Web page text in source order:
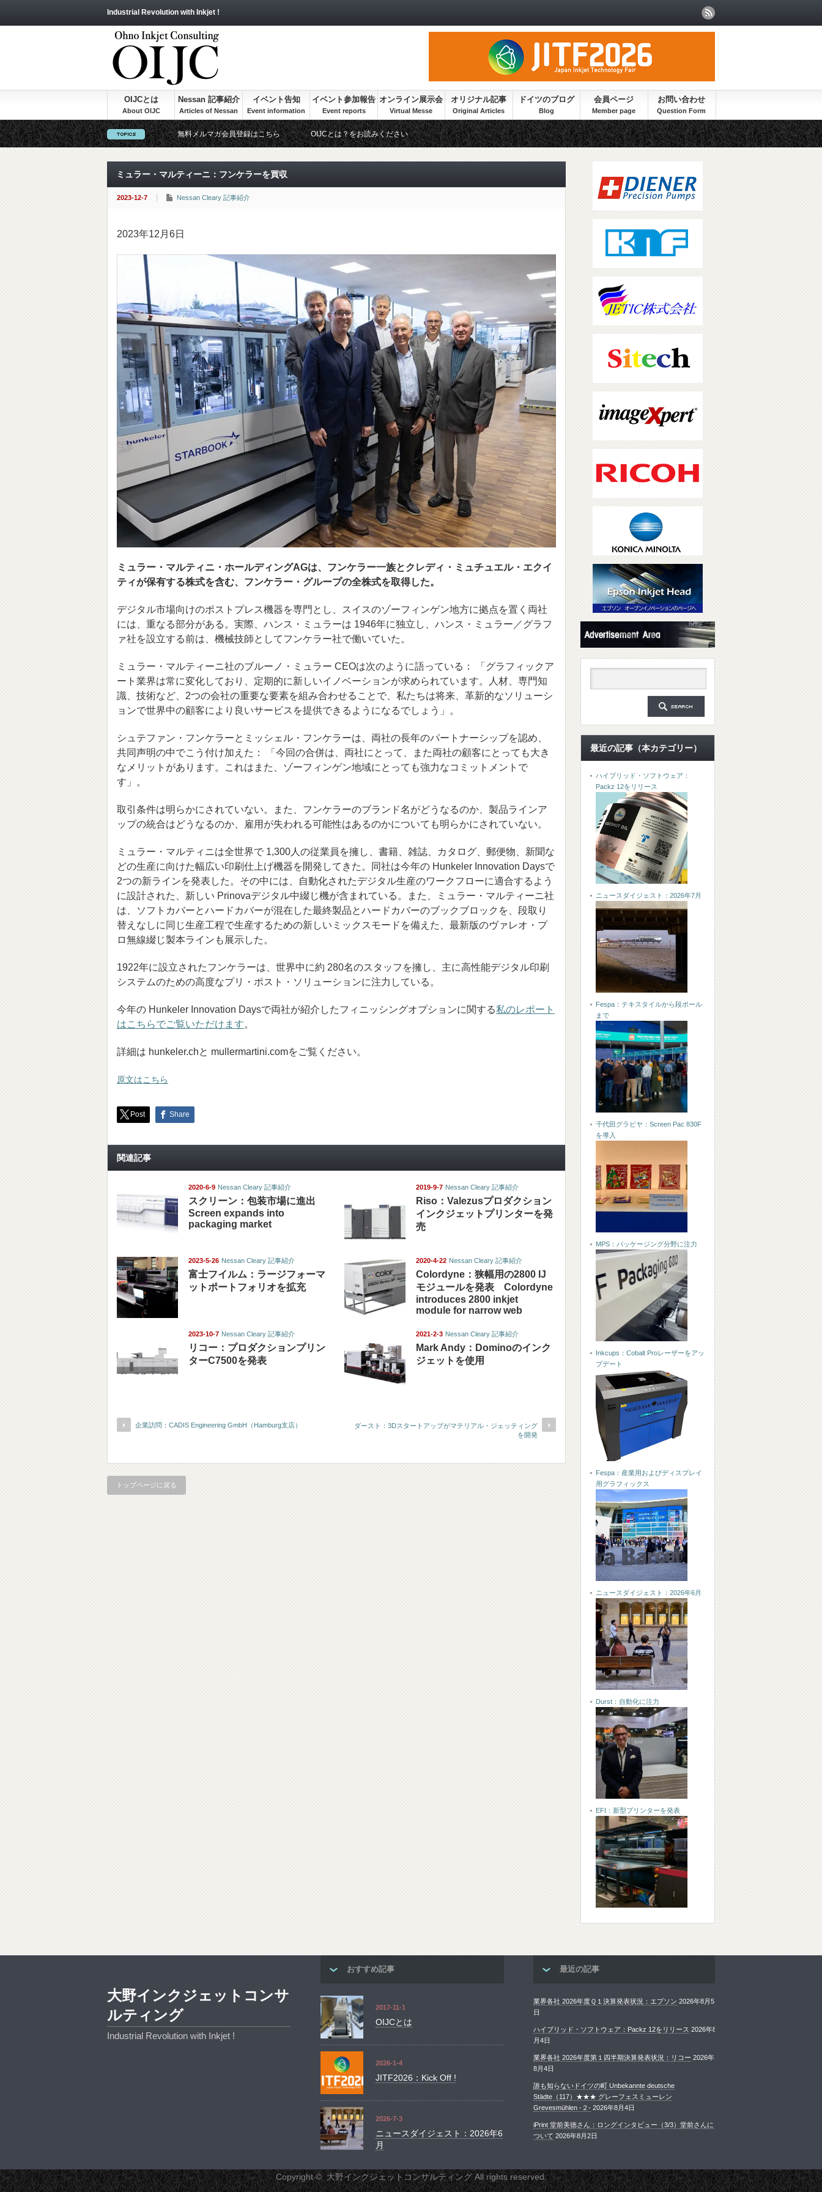
Industrial Revolution with Inkjet !
OIJCとは Nessan 記事紹介 イベント告知 イベント参加報告 オンライン展示会 オリジナル記事 ドイツのブログ 会員ページ お問い合わせ
無料メルマガ会員登録はこちら OIJCとは？をお読みください
ミュラー・マルティーニ：フンケラーを買収
2023-12-7 Nessan Cleary 記事紹介
2023年12月6日
ミュラー・マルティニ・ホールディングAGは、フンケラー一族とクレディ・ミュチュエル・エクイ
ティが保有する株式を含む、フンケラー・グループの全株式を取得した。
デジタル市場向けのポストプレス機器を専門とし、スイスのゾーフィンゲン地方に拠点を置く両社
には、重なる部分がある。実際、ハンス・ミュラーは 1946年に独立し、ハンス・ミュラー／グラフ
ァ社を設立する前は、機械技師としてフンケラー社で働いていた。
ミュラー・マルティーニ社のブルーノ・ミュラー CEOは次のように語っている： 「グラフィックア
ート業界は常に変化しており、定期的に新しいイノベーションが求められています。人材、専門知
識、技術など、2つの会社の重要な要素を組み合わせることで、私たちは将来、革新的なソリューシ
ョンで世界中の顧客により良いサービスを提供できるようになるでしょう」。
シュテファン・フンケラーとミッシェル・フンケラーは、両社の長年のパートナーシップを認め、
共同声明の中でこう付け加えた： 「今回の合併は、両社にとって、また両社の顧客にとっても大き
なメリットがあります。これはまた、ゾーフィンゲン地域にとっても強力なコミットメントで
す」。
取引条件は明らかにされていない。また、フンケラーのブランド名がどうなるのか、製品ラインア
ップの統合はどうなるのか、雇用が失われる可能性はあるのかについても明らかにされていない。
ミュラー・マルティニは全世界で 1,300人の従業員を擁し、書籍、雑誌、カタログ、郵便物、新聞な
どの生産に向けた幅広い印刷仕上げ機器を開発してきた。同社は今年の Hunkeler Innovation Daysで
2つの新ラインを発表した。その中には、自動化されたデジタル生産のワークフローに適合するよう
に設計された、新しい Prinovaデジタル中綴じ機が含まれている。また、ミュラー・マルティーニ社
は、ソフトカバーとハードカバーが混在した最終製品とハードカバーのブックブロックを、段取り
替えなしに同じ生産工程で生産するための新しいミックスモードを備えた、最新版のヴァレオ・プ
ロ無線綴じ製本ラインも展示した。
1922年に設立されたフンケラーは、世界中に約 280名のスタッフを擁し、主に高性能デジタル印刷
システムのための高度なプリ・ポスト・ソリューションに注力している。
今年の Hunkeler Innovation Daysで両社が紹介したフィニッシングオプションに関する私のレポート
はこちらでご覧いただけます。
詳細は hunkeler.chと mullermartini.comをご覧ください。
原文はこちら
Post Share
関連記事
2020-6-9 Nessan Cleary 記事紹介
スクリーン：包装市場に進出
Screen expands into
packaging market
2019-9-7 Nessan Cleary 記事紹介
Riso：Valezusプロダクション
インクジェットプリンターを発
売
2023-5-26 Nessan Cleary 記事紹介
富士フイルム：ラージフォーマ
ットポートフォリオを拡充
2020-4-22 Nessan Cleary 記事紹介
Colordyne：狭幅用の2800 IJ
モジュールを発表 Colordyne
introduces 2800 inkjet
module for narrow web
2023-10-7 Nessan Cleary 記事紹介
リコー：プロダクションプリン
ターC7500を発表
2021-2-3 Nessan Cleary 記事紹介
Mark Andy：Dominoのインク
ジェットを使用
企業訪問：CADIS Engineering GmbH（Hamburg支店）
ダースト：3Dスタートアップがマテリアル・ジェッティング
を開発
トップページに戻る
最近の記事（本カテゴリー）
ハイブリッド・ソフトウェア：
Packz 12をリリース
ニュースダイジェスト：2026年7月
Fespa：テキスタイルから段ボール
まで
千代田グラビヤ：Screen Pac 830F
を導入
MPS：パッケージング分野に注力
Inkcups：Cobalt Proレーザーをアッ
プデート
Fespa：産業用およびディスプレイ
用グラフィックス
ニュースダイジェスト：2026年6月
Durst：自動化に注力
EFI：新型プリンターを発表
おすすめ記事
2017-11-1
OIJCとは
2026-1-4
JITF2026：Kick Off !
2026-7-3
ニュースダイジェスト：2026年6
月
最近の記事
業界各社 2026年度Ｑ１決算発表状況：エプソン 2026年8月5
日
ハイブリッド・ソフトウェア：Packz 12をリリース 2026年8
月4日
業界各社 2026年度第１四半期決算発表状況：リコー 2026年
8月4日
誰も知らないドイツの町 Unbekannte deutsche
Städte（117）★★★ グレーフェスミューレン
Grevesmühlen -２- 2026年8月4日
iPrint 堂前美徳さん：ロングインタビュー（3/3）堂前さんに
ついて 2026年8月2日
大野インクジェットコンサ
ルティング
Industrial Revolution with Inkjet !
Copyright ©大野インクジェットコンサルティングAll rights reserved.